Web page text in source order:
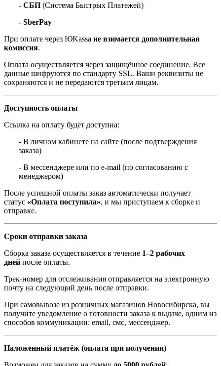
- СБП (Система Быстрых Платежей)
- SberPay
При оплате через ЮKassa не взимается дополнительная
комиссия.
Оплата осуществляется через защищённое соединение. Все
данные шифруются по стандарту SSL. Ваши реквизиты не
сохраняются и не передаются третьим лицам.
Доступность оплаты
Ссылка на оплату будет доступна:
- В личном кабинете на сайте (после подтверждения
заказа)
- В мессенджере или по e-mail (по согласованию с
менеджером)
После успешной оплаты заказ автоматически получает
статус «Оплата поступила», и мы приступаем к сборке и
отправке.
Сроки отправки заказа
Сборка заказа осуществляется в течение 1–2 рабочих
дней после оплаты.
Трек-номер для отслеживания отправляется на электронную
почту на следующий день после отправки.
При самовывозе из розничных магазинов Новосибирска, вы
получите уведомление о готовности заказа к выдаче, одним из
способов коммуникации: email, смс, мессенджер.
Наложенный платёж (оплата при получении)